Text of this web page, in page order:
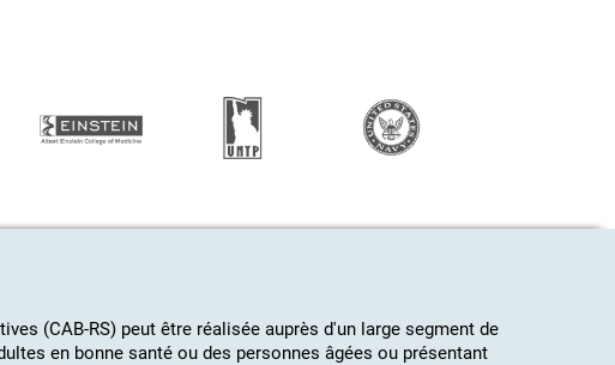
(CAB-RS) peut être réalisée auprès d'un large segment de
en bonne santé ou des personnes âgées ou présentant